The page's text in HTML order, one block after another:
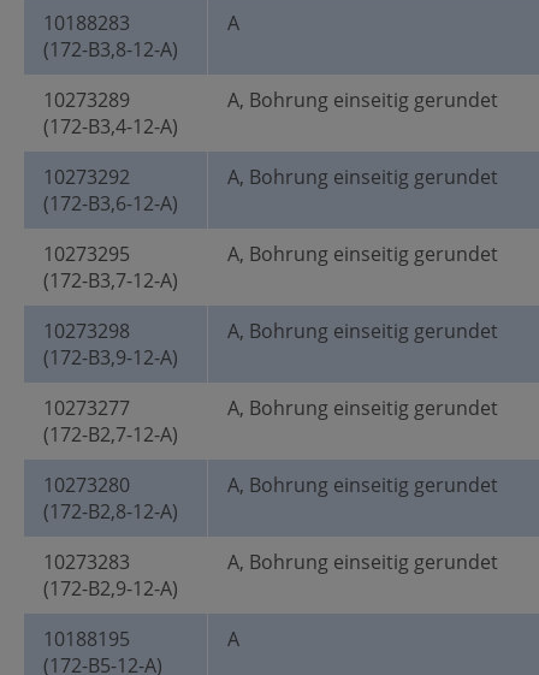
10188283
(172-B3,8-12-A)
A
10273289
(172-B3,4-12-A)
A, Bohrung einseitig gerundet
10273292
(172-B3,6-12-A)
A, Bohrung einseitig gerundet
10273295
(172-B3,7-12-A)
A, Bohrung einseitig gerundet
10273298
(172-B3,9-12-A)
A, Bohrung einseitig gerundet
10273277
(172-B2,7-12-A)
A, Bohrung einseitig gerundet
10273280
(172-B2,8-12-A)
A, Bohrung einseitig gerundet
10273283
(172-B2,9-12-A)
A, Bohrung einseitig gerundet
10188195
(172-B5-12-A)
A